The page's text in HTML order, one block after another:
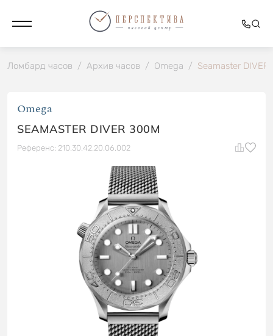
Ломбард часов / Архив часов / Omega / Seamaster
Omega
SEAMASTER DIVER 300M
Референс: 210.30.42.20.06.002